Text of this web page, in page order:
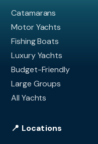
Catamarans
Motor Yachts
Fishing Boats
Luxury Yachts
Budget-Friendly
Large Groups
All Yachts
📍 Locations